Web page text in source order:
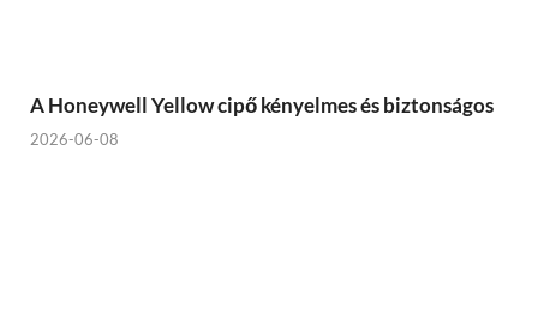
A Honeywell Yellow cipő kényelmes és biztonságos
2026-06-08